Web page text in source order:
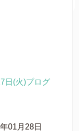
日(火)プログ
01月28日